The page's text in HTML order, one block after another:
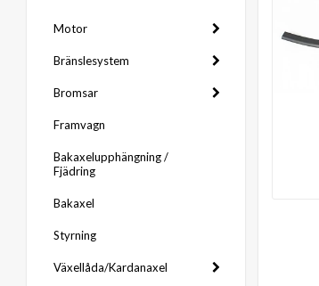
Motor
Bränslesystem
Bromsar
Framvagn
Bakaxelupphängning /
Fjädring
Bakaxel
Styrning
Växellåda/Kardanaxel